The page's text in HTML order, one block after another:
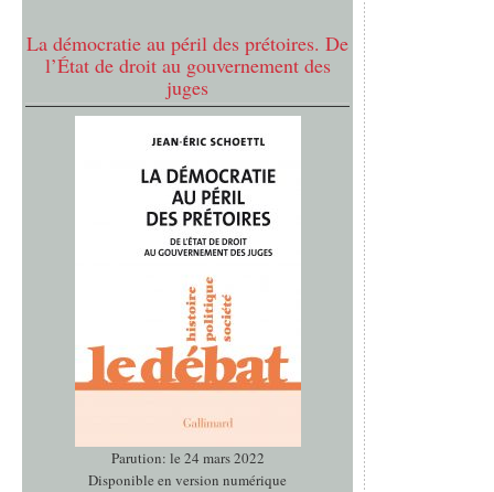
La démocratie au péril des prétoires. De
l’État de droit au gouvernement des
juges
Parution: le 24 mars 2022
Disponible en version numérique